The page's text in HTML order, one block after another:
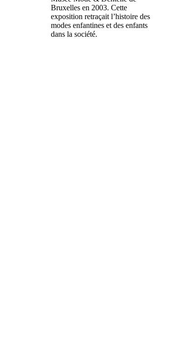
Bruxelles en 2003. Cette
exposition retraçait l’histoire des
modes enfantines et des enfants
dans la société.